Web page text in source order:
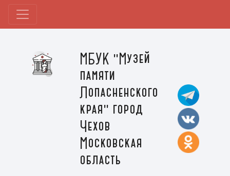
МБУК "Музей
памяти
Лопасненского
края" город
Чехов
Московская
область